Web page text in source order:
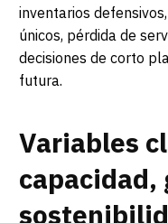
inventarios
únicos, pérdida de
decisiones de corto
futura.
Variables
capacidad,